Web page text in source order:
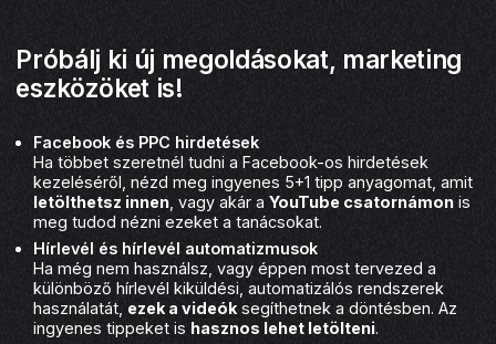
Próbálj ki új megoldásokat, marketing
eszközöket is!
Facebook és PPC hirdetések
Ha többet szeretnél tudni a Facebook-os hirdetések
kezeléséről, nézd meg ingyenes 5+1 tipp anyagomat, amit
letölthetsz innen , vagy akár aYouTube csatornámon is
meg tudod nézni ezeket a tanácsokat.
Hírlevél és hírlevél automatizmusok
Ha még nem használsz, vagy éppen most tervezed a
különböző hírlevél kiküldési, automatizálós rendszerek
használatát, ezek a videók segíthetnek a döntésben. Az
ingyenes tippeket is hasznos lehet letölteni.